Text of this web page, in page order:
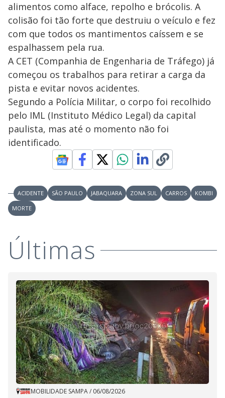
alimentos como alface, repolho e brócolis. A
colisão foi tão forte que destruiu o veículo e fez
com que todos os mantimentos caíssem e se
espalhassem pela rua.
A CET (Companhia de Engenharia de Tráfego) já
começou os trabalhos para retirar a carga da
pista e evitar novos acidentes.
Segundo a Polícia Militar, o corpo foi recolhido
pelo IML (Instituto Médico Legal) da capital
paulista, mas até o momento não foi
identificado.
ACIDENTE SÃO PAULO JABAQUARA ZONA SUL CARROS
KOMBI
MORTE
Últimas
MOBILIDADE SAMPA/ 06/08/2026